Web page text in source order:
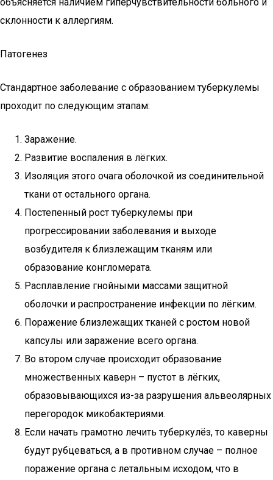
склонности к аллергиям.
Патогенез
Стандартное заболевание с образованием туберкулемы
проходит по следующим этапам:
Заражение.
Развитие воспаления в лёгких.
Изоляция этого очага оболочкой из соединительной
ткани от остального органа.
Постепенный рост туберкулемы при
прогрессировании заболевания и выходе
возбудителя к близлежащим тканям или
образование конгломерата.
Расплавление гнойными массами защитной
оболочки и распространение инфекции по лёгким.
Поражение близлежащих тканей с ростом новой
капсулы или заражение всего органа.
Во втором случае происходит образование
множественных каверн – пустот в лёгких,
образовывающихся из-за разрушения альвеолярных
перегородок микобактериями.
Если начать грамотно лечить туберкулёз, то каверны
будут рубцеваться, а в противном случае – полное
поражение органа с летальным исходом, что в